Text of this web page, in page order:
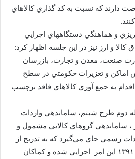
دارند كه نسبت به كد گذاري كالاهاي
و هماهنگي دستگاههاي اجرايي
كالا و ارز نيز در اين جلسه اظهار كرد:
صنعت، معدن و تجارت، بازرسان
اماكن و تعزيرات حكومتي در سطح
به جمع آوري كالاهاي فاقد برچسب
دوم طرح شبنم،‌ ساماندهي واردات
ساماندهي گرو‌هاي كالايي مشمول و
رسمي جاي مي‌گيرد كه به تدريج از
ابتداي ارديبهشت ماه سال ۱۳۹۱ اين امر اجرايي شده و كماكان